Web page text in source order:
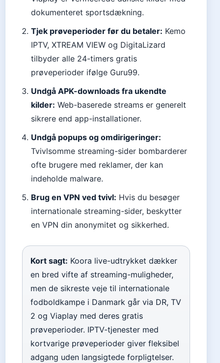
dokumenteret sportsdækning.
Tjek prøveperioder før du betaler: Kemo
IPTV, XTREAM VIEW og DigitaLizard
tilbyder alle 24-timers gratis
prøveperioder ifølge Guru99.
Undgå APK-downloads fra ukendte
kilder: Web-baserede streams er generelt
sikrere end app-installationer.
Undgå popups og omdirigeringer:
Tvivlsomme streaming-sider bombarderer
ofte brugere med reklamer, der kan
indeholde malware.
Brug en VPN ved tvivl: Hvis du besøger
internationale streaming-sider, beskytter
en VPN din anonymitet og sikkerhed.
Kort sagt: Koora live-udtrykket dækker
en bred vifte af streaming-muligheder,
men de sikreste veje til internationale
fodboldkampe i Danmark går via DR, TV
2 og Viaplay med deres gratis
prøveperioder. IPTV-tjenester med
kortvarige prøveperioder giver fleksibel
adgang uden langsigtede forpligtelser.